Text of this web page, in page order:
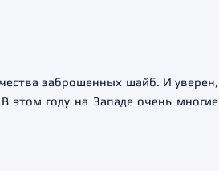
заброшенных шайб. И уверен,
этом году на Западе очень многие